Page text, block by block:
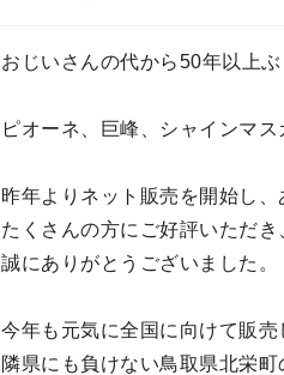
おじいさんの代から50年以上
ピオーネ、巨峰、シャインマ
昨年よりネット販売を開始し、
たくさんの方にご好評いただ
誠にありがとうございました。
今年も元気に全国に向けて販売
隣県にも負けない鳥取県北栄